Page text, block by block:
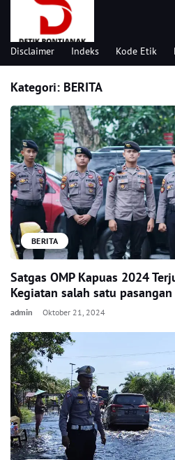
Disclaimer Indeks Kode Etik
Kategori: BERITA
BERITA
Satgas OMP Kapuas 2024
Kegiatan salah satu pasangan
admin Oktober 21, 2024